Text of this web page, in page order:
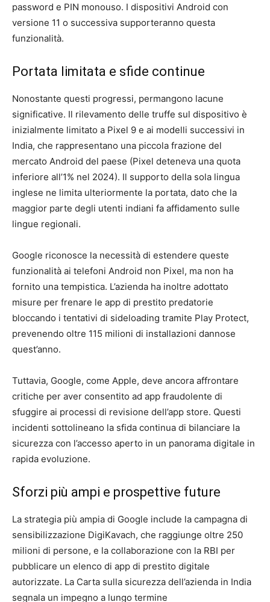
password e PIN monouso. I dispositivi Android con
versione 11 o successiva supporteranno questa
funzionalità.
Portata limitata e sfide continue
Nonostante questi progressi, permangono lacune
significative. Il rilevamento delle truffe sul dispositivo è
inizialmente limitato a Pixel 9 e ai modelli successivi in ​​
India, che rappresentano una piccola frazione del
mercato Android del paese (Pixel deteneva una quota
inferiore all’1% nel 2024). Il supporto della sola lingua
inglese ne limita ulteriormente la portata, dato che la
maggior parte degli utenti indiani fa affidamento sulle
lingue regionali.
Google riconosce la necessità di estendere queste
funzionalità ai telefoni Android non Pixel, ma non ha
fornito una tempistica. L’azienda ha inoltre adottato
misure per frenare le app di prestito predatorie
bloccando i tentativi di sideloading tramite Play Protect,
prevenendo oltre 115 milioni di installazioni dannose
quest’anno.
Tuttavia, Google, come Apple, deve ancora affrontare
critiche per aver consentito ad app fraudolente di
sfuggire ai processi di revisione dell’app store. Questi
incidenti sottolineano la sfida continua di bilanciare la
sicurezza con l’accesso aperto in un panorama digitale in
rapida evoluzione.
Sforzi più ampi e prospettive future
La strategia più ampia di Google include la campagna di
sensibilizzazione DigiKavach, che raggiunge oltre 250
milioni di persone, e la collaborazione con la RBI per
pubblicare un elenco di app di prestito digitale
autorizzate. La Carta sulla sicurezza dell’azienda in India
segnala un impegno a lungo termine